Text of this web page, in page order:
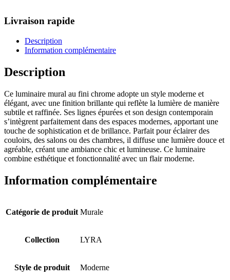
Livraison rapide
Description
Information complémentaire
Description
Ce luminaire mural au fini chrome adopte un style moderne et
élégant, avec une finition brillante qui reflète la lumière de manière
subtile et raffinée. Ses lignes épurées et son design contemporain
s’intègrent parfaitement dans des espaces modernes, apportant une
touche de sophistication et de brillance. Parfait pour éclairer des
couloirs, des salons ou des chambres, il diffuse une lumière douce et
agréable, créant une ambiance chic et lumineuse. Ce luminaire
combine esthétique et fonctionnalité avec un flair moderne.
Information complémentaire
Catégorie de produit Murale
Collection LYRA
Style de produit Moderne